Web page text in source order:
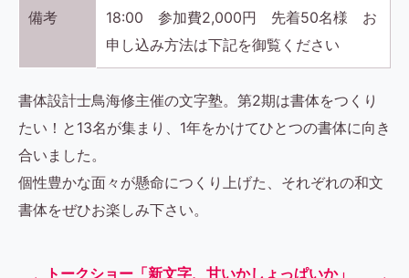
備考
18:00 参加費2,000円 先着50名様 お
申し込み方法は下記を御覧ください
書体設計士鳥海修主催の文字塾。第2期は書体をつくり
たい！と13名が集まり、1年をかけてひとつの書体に向き
合いました。
個性豊かな面々が懸命につくり上げた、それぞれの和文
書体をぜひお楽しみ下さい。
トークショー「新文字、甘いかしょっぱいか」